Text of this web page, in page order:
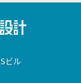
ビル